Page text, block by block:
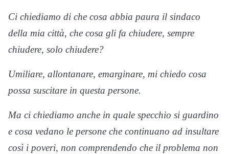
Ci chiediamo di che cosa abbia paura il sindaco
della mia città, che cosa gli fa chiudere, sempre
chiudere, solo chiudere?
Umiliare, allontanare, emarginare, mi chiedo cosa
possa suscitare in questa persone.
Ma ci chiediamo anche in quale specchio si guardino
e cosa vedano le persone che continuano ad insultare
così i poveri, non comprendendo che il problema non